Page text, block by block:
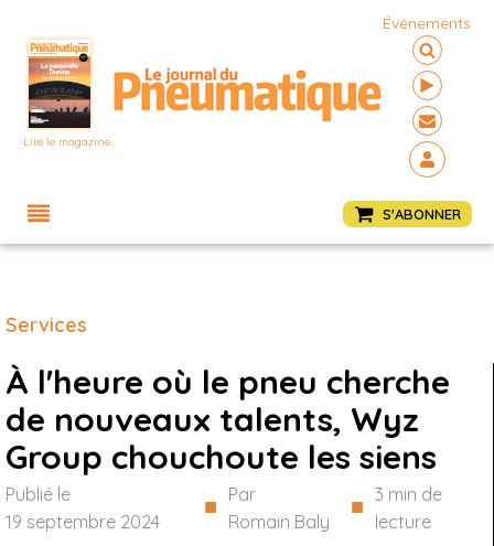
Lire le magazine
Événements
S'ABONNER
Services
À l'heure où le pneu cherche
de nouveaux talents, Wyz
Group chouchoute les siens
Publié le
19 septembre 2024
■ Par
Romain Baly
■ 3 min de
lecture